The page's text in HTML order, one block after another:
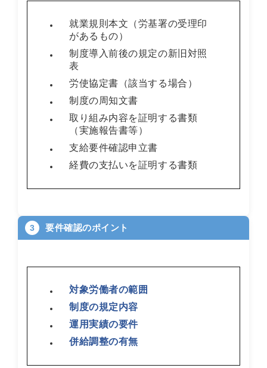
就業規則本文（労基署の受理印
があるもの）
制度導入前後の規定の新旧対照
表
労使協定書（該当する場合）
制度の周知文書
取り組み内容を証明する書類
（実施報告書等）
支給要件確認申立書
経費の支払いを証明する書類
3 要件確認のポイント
対象労働者の範囲
制度の規定内容
運用実績の要件
併給調整の有無